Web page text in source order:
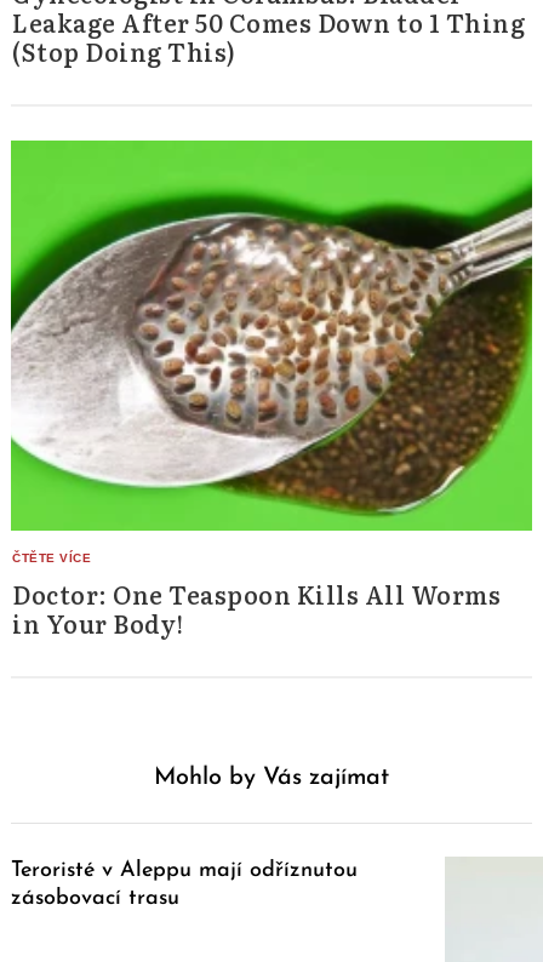
Leakage After 50 Comes Down to 1 Thing
(Stop Doing This)
Doctor: One Teaspoon Kills All Worms
in Your Body!
Mohlo by Vás zajímat
Teroristé v Aleppu mají odříznutou
zásobovací trasu